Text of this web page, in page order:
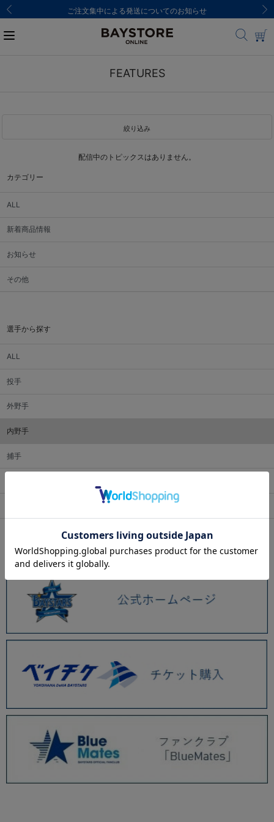
ご注文集中による発送についてのお知らせ
カテゴリー
ALL
新着商品情報
お知らせ
その他
選手から探す
ALL
投手
外野手
内野手
捕手
FEATURES
絞り込み
配信中のトピックスはありません。